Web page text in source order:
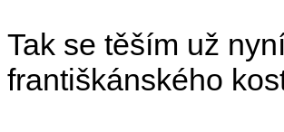
Tak se těším už
františkánského